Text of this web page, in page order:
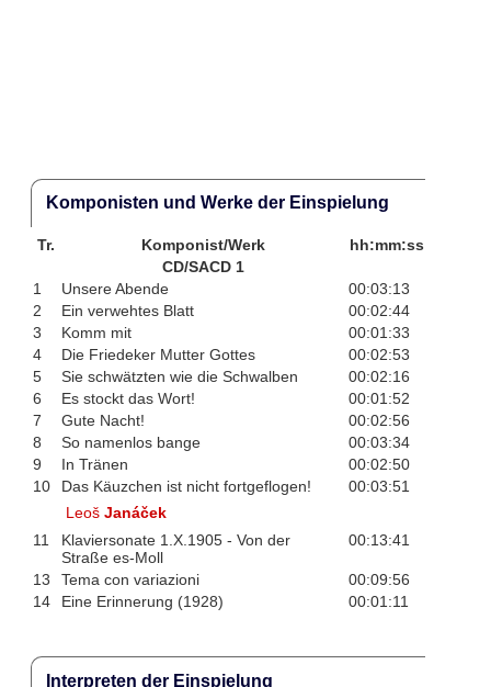
Komponisten und Werke der Einspielung
Tr. Komponist/Werk
hh:mm:ss
CD/SACD 1
1
Unsere Abende
00:03:13
2
Ein verwehtes Blatt
00:02:44
3
Komm mit
00:01:33
4
Die Friedeker Mutter Gottes
00:02:53
5
Sie schwätzten wie die Schwalben
00:02:16
6
Es stockt das Wort!
00:01:52
7
Gute Nacht!
00:02:56
8
So namenlos bange
00:03:34
9
In Tränen
00:02:50
10
Das Käuzchen ist nicht fortgeflogen!
00:03:51
LeošJanáček
11
Klaviersonate 1.X.1905 - Von der
Straße es-Moll
00:13:41
13 Tema con variazioni
00:09:56
14
Eine Erinnerung (1928) 00:01:11
Interpreten der Einspielung